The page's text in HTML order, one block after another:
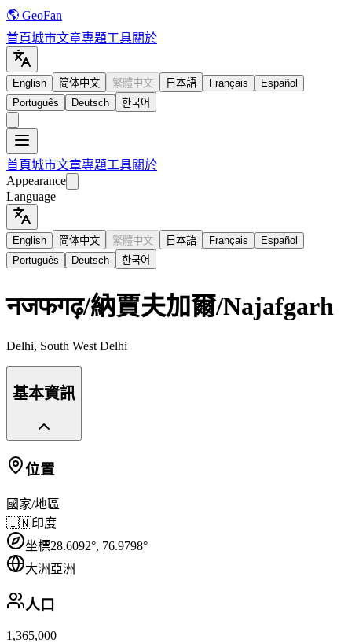
🌎 GeoFan
首頁城市文章專題工具關於
English 简体中文 繁體中文 日本語 Français
Español
Português
Deutsch 한국어
首頁城市文章專題工具關於
Appearance
Language
English 简体中文 繁體中文 日本語 Français
Español
Português
Deutsch 한국어
नजफगढ़/納賈夫加爾/Najafgarh
Delhi, South West Delhi
基本資訊
位置
國家/地區
🇮🇳印度
坐標28.6092°, 76.9798°
大洲 亞洲
人口
1,365,000